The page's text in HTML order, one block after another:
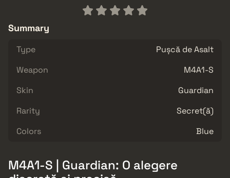
Summary
Type
Pușcă de Asalt
Weapon
M4A1-S
Skin
Guardian
Rarity
Secret(ă)
Colors
Blue
M4A1-S | Guardian: O alegere